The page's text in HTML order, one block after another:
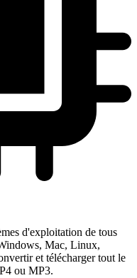
d'exploitation de tous
Mac, Linux,
et télécharger tout le
ou MP3.